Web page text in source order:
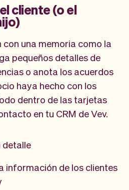
cliente (o el
con una memoria como la
pequeños detalles de
o anota los acuerdos
haya hecho con los
dentro de las tarjetas
en tu CRM de Vev.
detalle
información de los clientes